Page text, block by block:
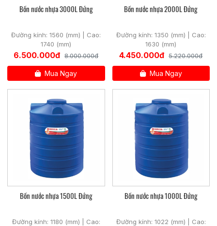
Bồn nước nhựa 3000L Đứng
Đường kính: 1560 (mm) | Cao:
1740 (mm)
6.500.000đ 8.000.000đ
Mua Ngay
Bồn nước nhựa 2000L Đứng
Đường kính: 1350 (mm) | Cao:
1630 (mm)
4.450.000đ 5.220.000đ
Mua Ngay
Bồn nước nhựa 1500L Đứng
Đường kính: 1180 (mm) | Cao:
Bồn nước nhựa 1000L Đứng
Đường kính: 1022 (mm) | Cao: